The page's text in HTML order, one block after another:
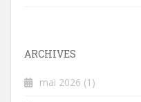
ARCHIVES
mai 2026 (1)